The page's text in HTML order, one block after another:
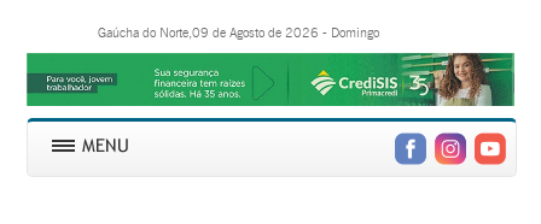
Gaúcha do Norte,09 de Agosto de 2026 - Domingo